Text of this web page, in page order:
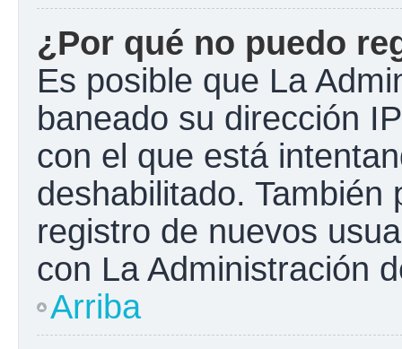
¿Por qué no puedo
Es posible que La
baneado su dirección
con el que está
deshabilitado.
registro de nuevos
con La Administración
Arriba